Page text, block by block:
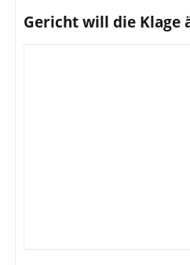
Gericht will die Klage